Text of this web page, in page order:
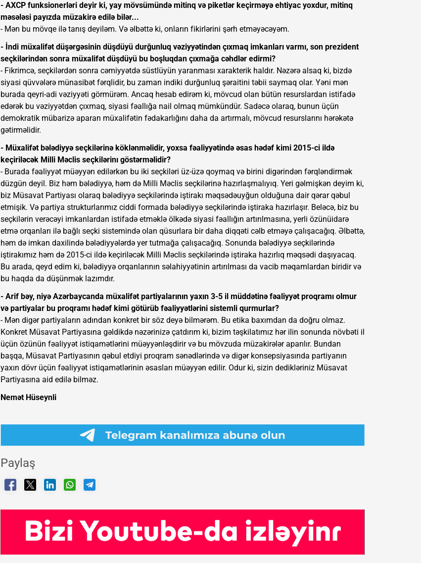
- AXCP funksionerləri deyir ki, yay mövsümündə mitinq və piketlər keçirməyə ehtiyac yoxdur, mitinq
məsələsi payızda müzakirə edilə bilər...
- Mən bu mövqe ilə tanış deyiləm. Və əlbəttə ki, onların fikirlərini şərh etməyəcəyəm.
- İndi müxalifət düşərgəsinin düşdüyü durğunluq vəziyyətindən çıxmaq imkanları varmı, son prezident
seçkilərindən sonra müxalifət düşdüyü bu boşluqdan çıxmağa cəhdlər edirmi?
- Fikrimcə, seçkilərdən sonra cəmiyyətdə süstlüyün yaranması xarakterik haldır. Nəzərə alsaq ki, bizdə
siyasi qüvvələrə münasibət fərqlidir, bu zaman indiki durğunluq şəraitini təbii saymaq olar. Yəni mən
burada qeyri-adi vəziyyəti görmürəm. Ancaq hesab edirəm ki, mövcud olan bütün resurslardan istifadə
edərək bu vəziyyətdən çıxmaq, siyasi fəallığa nail olmaq mümkündür. Sadəcə olaraq, bunun üçün
demokratik mübarizə aparan müxalifətin fədakarlığını daha da artırmalı, mövcud resurslarını hərəkətə
gətirməlidir.
- Müxalifət bələdiyyə seçkilərinə köklənməlidir, yoxsa fəaliyyətində əsas hədəf kimi 2015-ci ildə
keçiriləcək Milli Məclis seçkilərinı göstərməlidir?
- Burada fəaliyyət müəyyən edilərkən bu iki seçkiləri üz-üzə qoymaq və birini digərindən fərqləndirmək
düzgün deyil. Biz həm bələdiyyə, həm də Milli Məclis seçkilərinə hazırlaşmalıyıq. Yeri gəlmişkən deyim ki,
biz Müsavat Partiyası olaraq bələdiyyə seçkilərində iştirakı məqsədəuyğun olduğuna dair qərar qəbul
etmişik. Və partiya strukturlarımız ciddi formada bələdiyyə seçkilərində iştiraka hazırlaşır. Beləcə, biz bu
seçkilərin verəcəyi imkanlardan istifadə etməklə ölkədə siyasi fəallığın artırılmasına, yerli özünüidarə
etmə orqanları ilə bağlı seçki sistemində olan qüsurlara bir daha diqqəti cəlb etməyə çalışacağıq. Əlbəttə,
həm də imkan daxilində bələdiyyələrdə yer tutmağa çalışacağıq. Sonunda bələdiyyə seçkilərində
iştirakımız həm də 2015-ci ildə keçiriləcək Milli Məclis seçkilərində iştiraka hazırlıq məqsədi daşıyacaq.
Bu arada, qeyd edim ki, bələdiyyə orqanlarının səlahiyyətinin artırılması da vacib məqamlardan biridir və
bu haqda da düşünmək lazımdır.
- Arif bəy, niyə Azərbaycanda müxalifət partiyalarının yaxın 3-5 il müddətinə fəaliyyət proqramı olmur
və partiyalar bu proqramı hədəf kimi götürüb fəaliyyətlərini sistemli qurmurlar?
- Mən digər partiyaların adından konkret bir söz deyə bilmərəm. Bu etika baxımdan da doğru olmaz.
Konkret Müsavat Partiyasına gəldikdə nəzərinizə çatdırım ki, bizim təşkilatımız hər ilin sonunda növbəti il
üçün özünün fəaliyyət istiqamətlərini müəyyənləşdirir və bu mövzuda müzakirələr aparılır. Bundan
başqa, Müsavat Partiyasının qəbul etdiyi proqram sənədlərində və digər konsepsiyasında partiyanın
yaxın dövr üçün fəaliyyət istiqamətlərinin əsasları müəyyən edilir. Odur ki, sizin dedikləriniz Müsavat
Partiyasına aid edilə bilməz.
Nemət Hüseynli
Paylaş